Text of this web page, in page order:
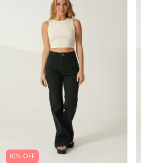
10% OFF